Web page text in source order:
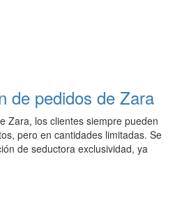
de pedidos de Zara
Zara, los clientes siempre pueden
pero en cantidades limitadas. Se
de seductora exclusividad, ya